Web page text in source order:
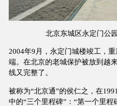
北京东城区永定门公
2004年9月，永定门城楼竣工，
端。在北京的老城保护被放到越
线又完整了。
被称为“北京通”的侯仁之，在
中的“三个里程碑”：“第一个里